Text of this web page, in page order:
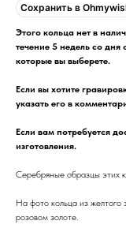
Сохранить в
Этого кольца нет в
течение 5 недель со
которые вы выберете.
Если вы хотите
указать его в
Если вам потребуется
изготовления.
Серебряные образцы этих
На фото кольца из
розовом золоте.